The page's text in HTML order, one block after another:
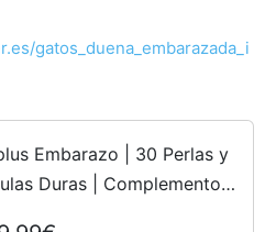
gatos_duena_embarazada_i
Embarazo | 30 Perlas y
Duras | Complemento